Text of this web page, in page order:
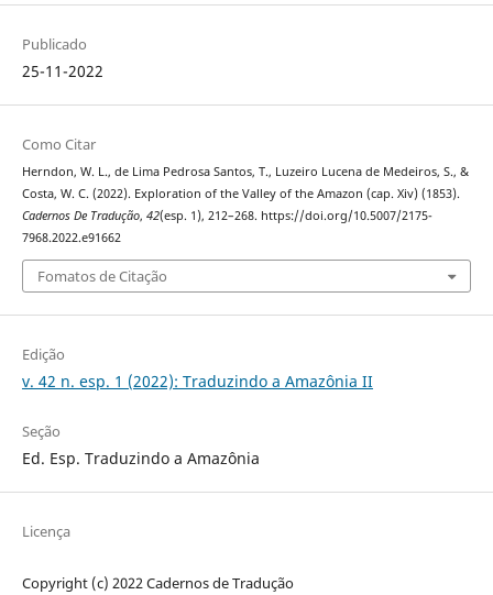
Publicado
25-11-2022
Como Citar
Herndon, W. L., de Lima Pedrosa Santos, T., Luzeiro Lucena de Medeiros, S., &
Costa, W. C. (2022). Exploration of the Valley of the Amazon (cap. Xiv) (1853).
Cadernos De Tradução, 42(esp. 1), 212–268. https://doi.org/10.5007/2175-
7968.2022.e91662
Fomatos de Citação
Edição
v. 42 n. esp. 1 (2022): Traduzindo a Amazônia II
Seção
Ed. Esp. Traduzindo a Amazônia
Licença
Copyright (c) 2022 Cadernos de Tradução